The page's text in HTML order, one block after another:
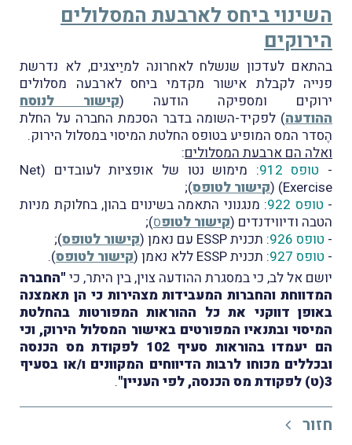
השינוי ביחס לארבעת המסלולים
הירוקים
בהתאם לעדכון שנשלח לאחרונה למיַיצגים, לא נדרשת
פנייה לקבלת אישור מקדמי ביחס לארבעה מסלולים
ירוקים ומספיקה הודעה (קישור לנוסח
ההודעה) לפקיד-השומה בדבר הסכמת החברה על החלת
הֶסדר המס המופיע בטופס החלטת המיסוי במסלול הירוק.
ואלה הם ארבעת המסלולים:
- טופס 912
: מימוש נטו של אופציות לעובדים (Net
Exercise) (
קישור לטופס);
- טופס 922
: מנגנוני התאמה בשינוים בהון, בחלוקת מניות
הטבה ודיווידנדים (קישור לטופס);
- טופס 926 : תכנית ESSP עם נאמן ( קישור לטופס);
- טופס 927 : תכנית ESSP ללא נאמן ( קישור לטופס).
יושם אל לב, כי במסגרת ההודעה צוין, בין היתר, כי "החברה
המדווחת והחברות המעבידות מצהירות כי הן תאמצנה
באופן דווקני את כל ההוראות המפורטות בהחלטת
המיסוי ובתנאיו המפורטים באישור המסלול הירוק, וכי
הם יעמדו בהוראות סעיף 102 לפקודת מס הכנסה
ובכללים מכוחו לרבות הדיווחים המקוונים ו/או בסעיף
3(ט) לפקודת מס הכנסה, לפי העניין"
.
חזור